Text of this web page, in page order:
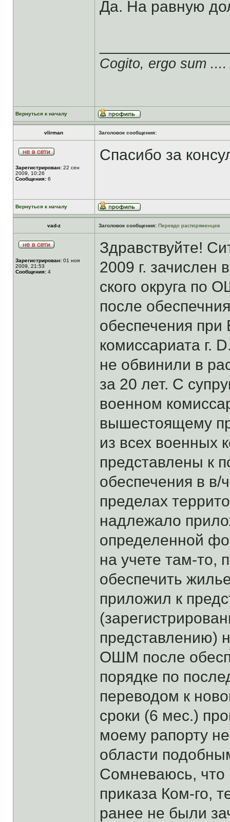
Да. На равную
Cogito, ergo sum ....
Вернуться к началу
vlirman Заголовок сообщения:
Зарегистрирован: 22 сен
2009, 10:26
Сообщения: 6
Спасибо за
Вернуться к началу
vad-z Заголовок сообщения: Перевдо распоряженцев
Зарегистрирован: 01 ноя
2009, 21:53
Сообщения: 4
Здравствуйте!
2009 г. зачислен
ского округа по
после
обеспечения
комиссариата г.
не обвинили в
за 20 лет. С
военном
вышестоящему
из всех военных
представлены к
обеспечения в в/
пределах
надлежало
определенной
на учете там-то,
обеспечить
приложил к
представлению)
ОШМ после
порядке по
переводом к
сроки (6 мес.)
моему рапорту
области
Сомневаюсь, что
приказа Ком-го,
ранее не были